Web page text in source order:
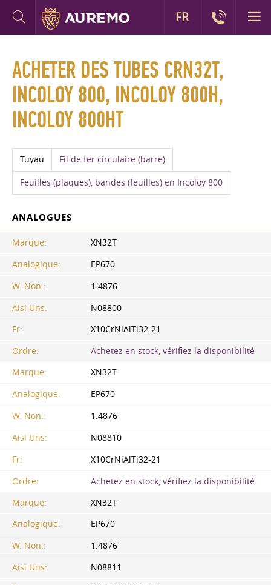
ACHETER DES TUBES CRN32T,
INCOLOY 800, INCOLOY 800H,
INCOLOY 800HT
Tuyau Fil de fer circulaire (barre)
Feuilles (plaques), bandes (feuilles) en Incoloy 800
ANALOGUES
Marque:
XN32T
Analogique:
EP670
W. Non.:
1.4876
Aisi Uns:
N08800
Fr:
X10CrNiAlTi32-21
Ordre:
Achetez en stock, vérifiez la disponibilité
Marque:
XN32T
Analogique:
EP670
W. Non.:
1.4876
Aisi Uns:
N08810
Fr:
X10CrNiAlTi32-21
Ordre:
Achetez en stock, vérifiez la disponibilité
Marque:
XN32T
Analogique:
EP670
W. Non.:
1.4876
Aisi Uns:
N08811
FR